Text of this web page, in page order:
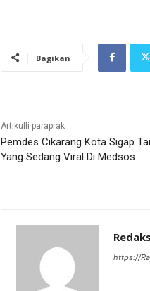
Bagikan
Artikulli paraprak
Pemdes Cikarang Kota Sigap
Yang Sedang Viral Di Medsos
https://